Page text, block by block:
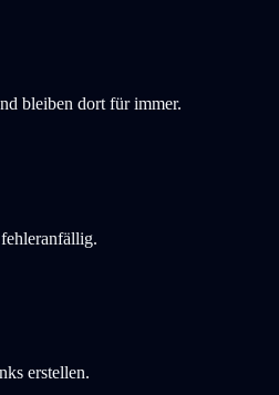
bleiben dort für immer.
erstellen.